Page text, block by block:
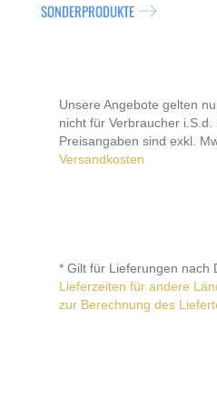
SONDERPRODUKTE
Unsere Angebote gelten
nicht für Verbraucher i.S.d.
Preisangaben sind exkl.
Versandkosten
* Gilt für Lieferungen nach
Lieferzeiten für andere
zur Berechnung des